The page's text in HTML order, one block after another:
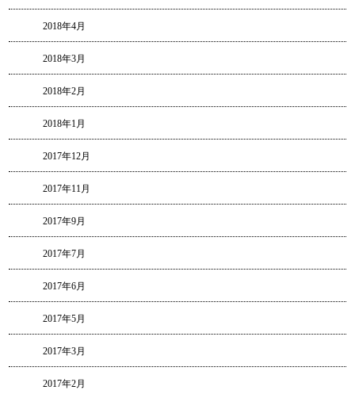
2018年4月
2018年3月
2018年2月
2018年1月
2017年12月
2017年11月
2017年9月
2017年7月
2017年6月
2017年5月
2017年3月
2017年2月